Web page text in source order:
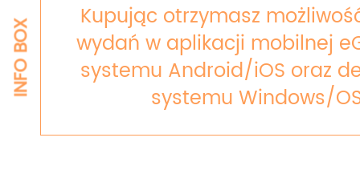
INFO BOX
Kupując otrzymasz
wydań w aplikacji mobilnej
systemu Android/iOS oraz
systemu Windows/